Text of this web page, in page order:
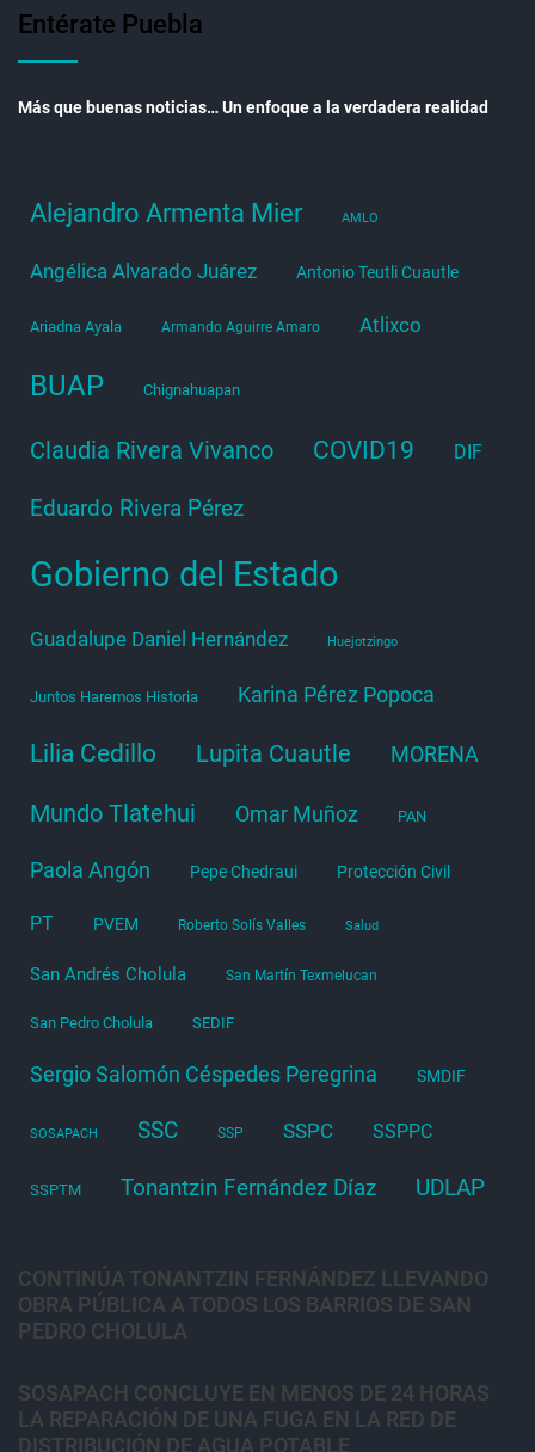
Entérate Puebla
Más que buenas noticias… Un enfoque a la verdadera realidad
Alejandro Armenta Mier AMLO
Angélica Alvarado Juárez Antonio Teutli Cuautle
Ariadna Ayala Armando Aguirre Amaro Atlixco
BUAP Chignahuapan
Claudia Rivera Vivanco COVID19 DIF
Eduardo Rivera Pérez
Gobierno del Estado
Guadalupe Daniel Hernández Huejotzingo
Juntos Haremos Historia Karina Pérez Popoca
Lilia Cedillo Lupita Cuautle MORENA
Mundo Tlatehui Omar Muñoz PAN
Paola Angón Pepe Chedraui Protección Civil
PT PVEM Roberto Solís Valles Salud
San Andrés Cholula San Martín Texmelucan
San Pedro Cholula SEDIF
Sergio Salomón Céspedes Peregrina SMDIF
SOSAPACH SSC SSP SSPC SSPPC
SSPTM Tonantzin Fernández Díaz UDLAP
CONTINÚA TONANTZIN FERNÁNDEZ LLEVANDO
OBRA PÚBLICA A TODOS LOS BARRIOS DE SAN
PEDRO CHOLULA
SOSAPACH CONCLUYE EN MENOS DE 24 HORAS
LA REPARACIÓN DE UNA FUGA EN LA RED DE
DISTRIBUCIÓN DE AGUA POTABLE